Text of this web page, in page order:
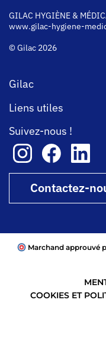
GILAC HYGIÈNE &
www.gilac-hygiene-
© Gilac 2026
Gilac
Liens utiles
Suivez-nous !
Contactez-
Marchand approuvé
COOKIES ET